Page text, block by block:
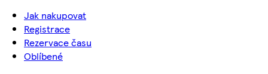
Jak nakupovat
Registrace
Rezervace času
Oblíbené